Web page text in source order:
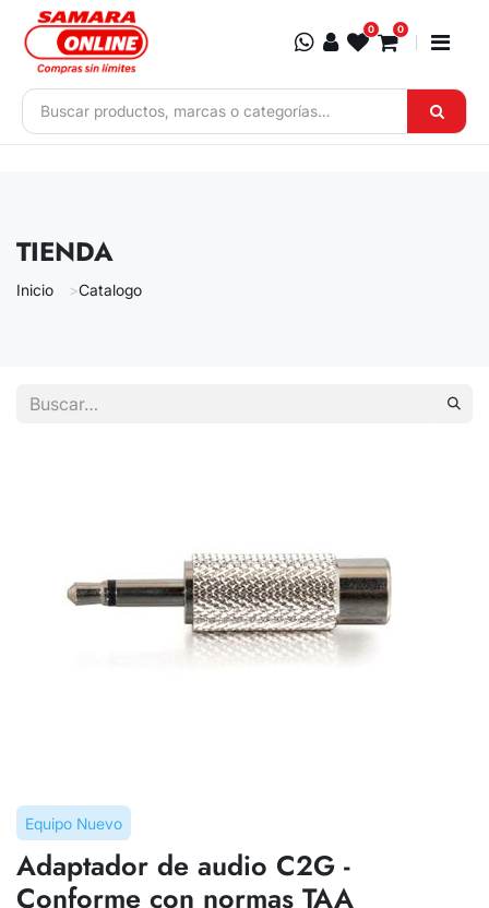
Ir al contenido
0 0
TIENDA
Inicio Catalogo
Equipo Nuevo
Adaptador de audio C2G -
Conforme con normas TAA